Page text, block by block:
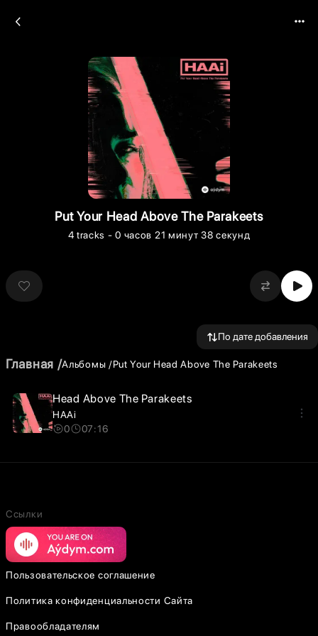
Put Your Head Above The Parakeets
4 tracks - 0 часов 21 минут 38 секунд
По дате добавления
Главная Альбомы Put Your Head Above The Parakeets
Head Above The Parakeets
HAAi
0
07:16
Ссылки
Пользовательское соглашение
Политика конфиденциальности Сайта
Правообладателям